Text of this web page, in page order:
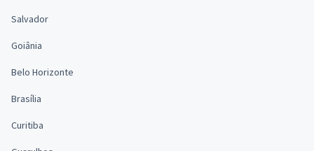
Salvador
Goiânia
Belo Horizonte
Brasília
Curitiba